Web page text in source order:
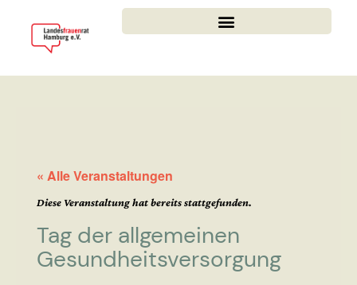
« Alle Veranstaltungen
Diese Veranstaltung hat bereits stattgefunden.
Tag der allgemeinen
Gesundheitsversorgung